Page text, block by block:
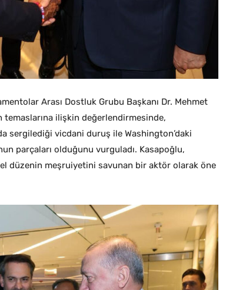
Arası Dostluk Grubu Başkanı Dr. Mehmet
temaslarına ilişkin değerlendirmesinde,
sergilediği vicdani duruş ile Washington’daki
parçaları olduğunu vurguladı. Kasapoğlu,
düzenin meşruiyetini savunan bir aktör olarak öne